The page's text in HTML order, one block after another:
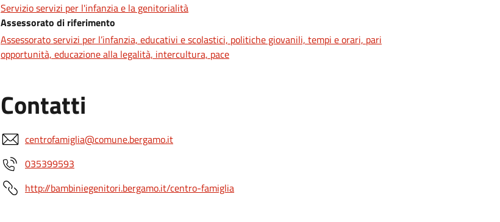
Servizio servizi per l'infanzia e la genitorialità
Assessorato di riferimento
Assessorato servizi per l’infanzia, educativi e scolastici, politiche giovanili, tempi e orari, pari
opportunità, educazione alla legalità, intercultura, pace
Contatti
centrofamiglia@comune.bergamo.it
035399593
http://bambiniegenitori.bergamo.it/centro-famiglia